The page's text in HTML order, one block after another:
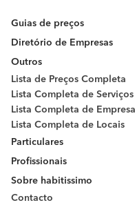
Guias de preços
Diretório de Empresas
Outros
Lista de Preços Completa
Lista Completa de Serviços
Lista Completa de
Lista Completa de Locais
Particulares
Profissionais
Sobre habitissimo
Contacto